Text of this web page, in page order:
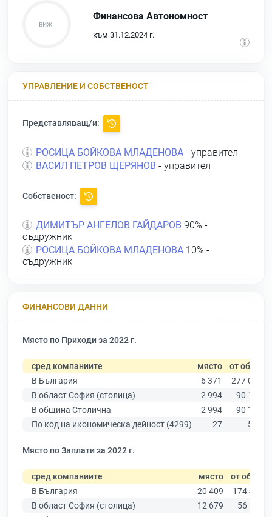
Финансова Автономност
към 31.12.2024 г.
УПРАВЛЕНИЕ И СОБСТВЕНОСТ
Представляващ/и:
РОСИЦА БОЙКОВА МЛАДЕНОВА - управител
ВАСИЛ ПЕТРОВ ЩЕРЯНОВ - управител
Собственост:
ДИМИТЪР АНГЕЛОВ ГАЙДАРОВ 90% -
съдружник
РОСИЦА БОЙКОВА МЛАДЕНОВА 10% -
съдружник
ФИНАНСОВИ ДАННИ
Място по Приходи за 2022 г.
сред компаниите място от общо
В България
6 371
277 019
В област София (столица)
2 994
90 178
В община Столична
2 994
90 178
По код на икономическа дейност (4299)
27 578
Място по Заплати за 2022 г.
сред компаниите място от общо
В България
20 409
174 403
В област София (столица)
12 679
56 378